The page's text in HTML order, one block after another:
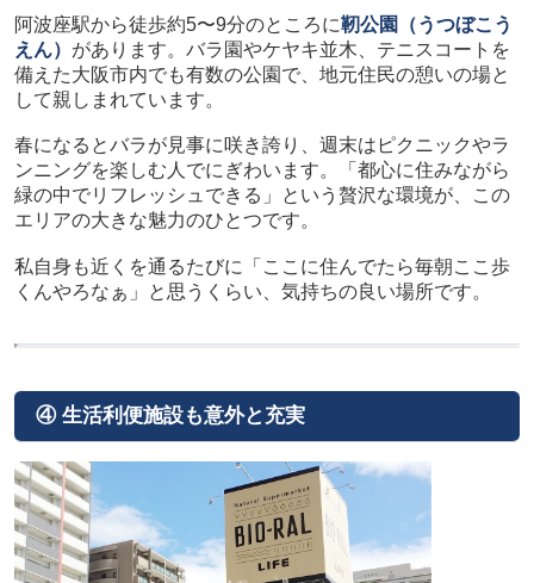
阿波座駅から徒歩約5〜9分のところに靭公園（うつぼこう
えん） があります。バラ園やケヤキ並木、テニスコートを
備えた大阪市内でも有数の公園で、地元住民の憩いの場と
して親しまれています。
春になるとバラが見事に咲き誇り、週末はピクニックやラ
ンニングを楽しむ人でにぎわいます。「都心に住みながら
緑の中でリフレッシュできる」という贅沢な環境が、この
エリアの大きな魅力のひとつです。
私自身も近くを通るたびに「ここに住んでたら毎朝ここ歩
くんやろなぁ」と思うくらい、気持ちの良い場所です。
④ 生活利便施設も意外と充実